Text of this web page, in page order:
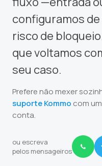
configuramos
risco de
que voltamos
seu caso.
Prefere não mexer
suporte Kommo com
conta.
ou escreva
pelos mensageiros